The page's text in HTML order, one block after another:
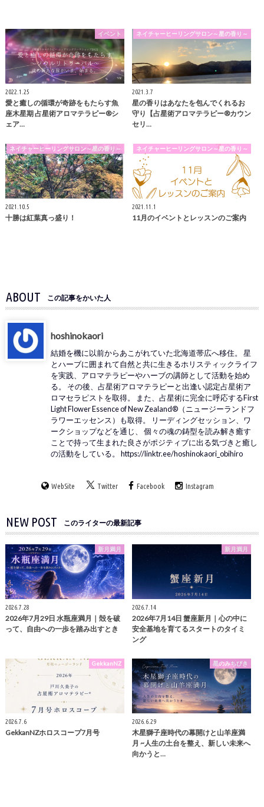
イベント
2022.1.25
愛と癒しの循環が奇跡をもたらす魚
座木星期 占星術アロマテラピー®シ
ェア…
ネイチャーヒーリングサロン～星の香り～
2021.3.7
星の香りはあなたを包んでくれるお
守り【占星術アロマテラピー®︎カウン
セリ…
ネイチャーヒーリングサロン～星の香り～
2021.10.5
十勝は紅葉真っ盛り！
ネイチャーヒーリングサロン～星の香り～
2021.11.1
11月のイベントとレッスンのご案内
ABOUT この記事をかいた人
hoshinokaori
結婚を機に以前からあこがれていた北海道帯広へ移住。 星
とハーブに囲まれて自然と共に生きるホリスティックライフ
を実践、アロマテラピーやハーブの講師として活動を始め
る。 その後、占星術アロマテラピーと出逢い認定占星術ア
ロマセラピストを取得。 また、占星術に完全に呼応するFirst
Light Flower Essence of New Zealand®（ニュージーランドフ
ラワーエッセンス）も取得。 リーディングセッション、ワ
ークショップなどを通じ、 個々の魂の鋳型を読み解き癒す
ことで持って生まれた良さがポジティブに出る気づきと癒し
の活動をしている。 https://linktr.ee/hoshinokaori_obihiro
WebSite Twitter Facebook Instagram
NEW POST このライターの最新記事
新月満月
2026.7.28
2026年7月29日 水瓶座満月｜殻を破
って、自由への一歩を踏み出すとき
新月満月
2026.7.14
2026年7月14日 蟹座新月｜心の中に
安全基地を育てるスタートのタイミ
ング
GekkanNZ
2026.7.6
GekkanNZホロスコープ7月号
星のみちびき
2026.6.29
木星獅子座時代の幕開けと山羊座満
月 ~人生の土台を整え、新しい未来へ
向かうと…